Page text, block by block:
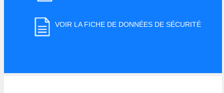
VOIR LA FICHE DE DONNÉES DE SÉCURITÉ